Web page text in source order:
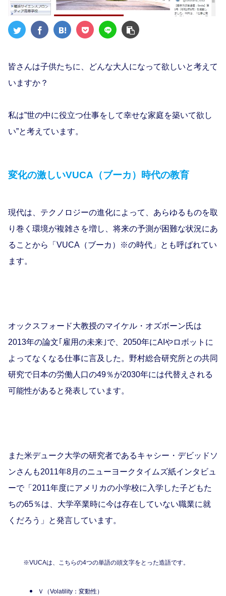
皆さんは子供たちに、どんな大人になって欲しいと考えて
いますか？
私は”世の中に役立つ仕事をして幸せな家庭を築いて欲し
い”と考えています。
変化の激しいVUCA（ブーカ）時代の教育
現代は、テクノロジーの進化によって、あらゆるものを取
り巻く環境が複雑さを増し、将来の予測が困難な状況にあ
ることから「 VUCA （ブーカ）※の時代」とも呼ばれてい
ます。
オックスフォード大教授のマイケル・オズボーン氏は
2013年の論文｢雇用の未来｣で、2050年にAIやロボットに
よってなくなる仕事に言及した。野村総合研究所との共同
研究で日本の労働人口の49％が2030年には代替えされる
可能性があると発表しています。
また米デューク大学の研究者であるキャシー・デビッドソ
ンさんも2011年8月のニューヨークタイムズ紙インタビュ
ーで「2011年度にアメリカの小学校に入学した子どもた
ちの65％は、大学卒業時に今は存在していない職業に就
くだろう」と発言しています。
※VUCAは、こちらの4つの単語の頭文字をとった造語です。
Ｖ（Volatility：変動性）